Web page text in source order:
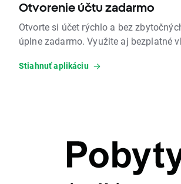
Otvorenie účtu zadarmo
Otvorte si účet rýchlo a bez
úplne zadarmo. Využite aj bezplatné
Stiahnuť aplikáciu